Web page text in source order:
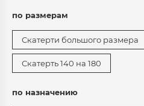
по размерам
Скатерти большого размера
Скатерть 140 на 180
по назначению